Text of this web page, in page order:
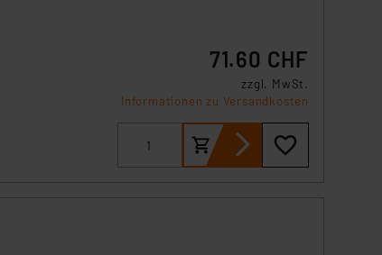
71.60 CHF
zzgl. MwSt.
Informationen zu Versandkosten